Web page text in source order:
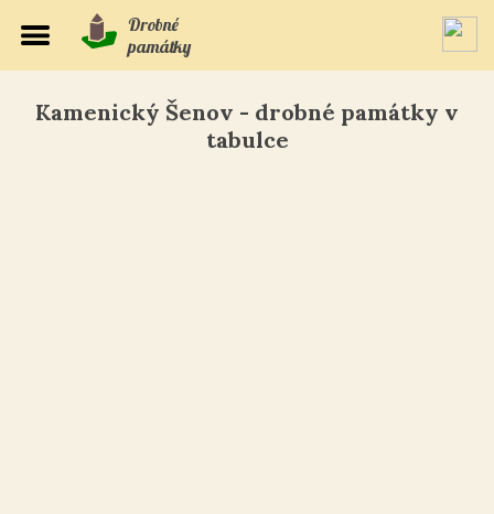
Drobné
památky
Kamenický Šenov - drobné památky v
tabulce